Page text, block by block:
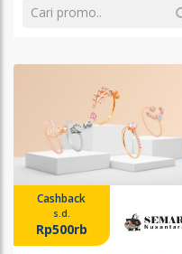
Cashback
s.d.
Rp500rb